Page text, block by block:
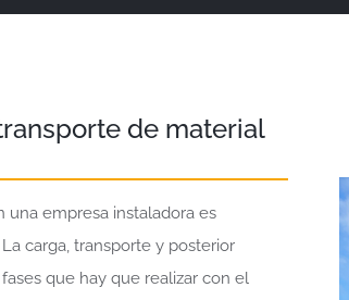
de material
una empresa instaladora es
carga, transporte y posterior
que hay que realizar con el